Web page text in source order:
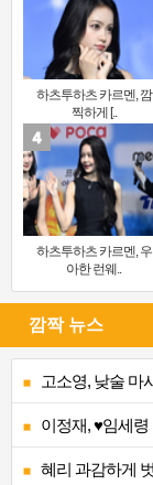
하츠투하츠 카르멘, 깜
찍하게 [..
하츠투하츠 카르멘, 우
아한 런웨..
깜짝 뉴스
고소영, 낮술 마
이정재, ♥임세
혜리 과감하게